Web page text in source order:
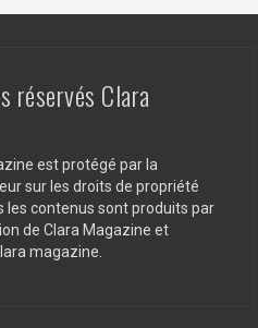
Clara
est protégé par la
sur les droits de propriété
les contenus sont produits par
de Clara Magazine et
magazine.